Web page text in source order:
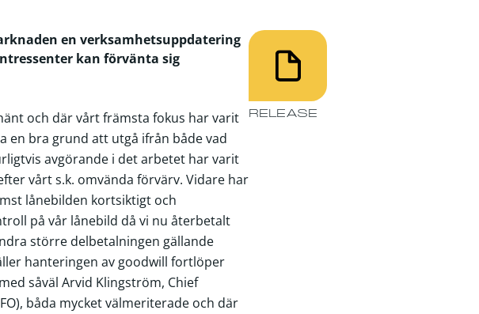
en verksamhetsuppdatering
kan förvänta sig
och där vårt främsta fokus har varit
bra grund att utgå ifrån både vad
avgörande i det arbetet har varit
vårt s.k. omvända förvärv. Vidare har
lånebilden kortsiktigt och
på vår lånebild då vi nu återbetalt
större delbetalningen gällande
hanteringen av goodwill fortlöper
såväl Arvid Klingström, Chief
båda mycket välmeriterade och där
RELEASE